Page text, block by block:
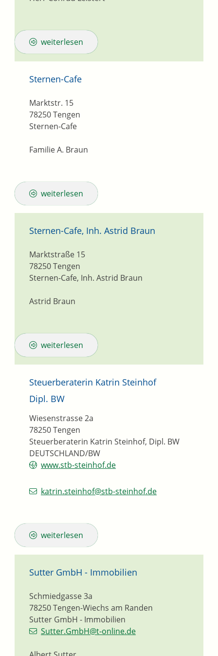
weiterlesen
Sternen-Cafe
Sternen-Cafe
Marktstr. 15
78250Tengen
Familie A. Braun
weiterlesen
Sternen-Cafe, Inh. Astrid Braun
Sternen-Cafe, Inh. Astrid Braun
Marktstraße 15
78250Tengen
Astrid Braun
weiterlesen
Steuerberaterin Katrin Steinhof
Dipl. BW
Steuerberaterin Katrin Steinhof, Dipl. BW
Wiesenstrasse 2a
78250Tengen
DEUTSCHLAND/BW
www.stb-steinhof.de
katrin.steinhof@stb-steinhof.de
weiterlesen
Sutter GmbH - Immobilien
Sutter GmbH - Immobilien
Schmiedgasse 3a
78250Tengen-Wiechs am Randen
Sutter.GmbH@t-online.de